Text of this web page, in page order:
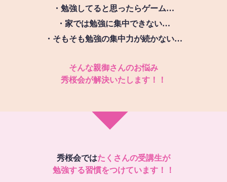
・勉強してると思ったらゲーム…
・家では勉強に集中できない…
・そもそも勉強の集中力が続かない…
そんな親御さんのお悩み
秀桜会が解決いたします！！
秀桜会ではたくさんの受講生が
勉強する習慣をつけています！！